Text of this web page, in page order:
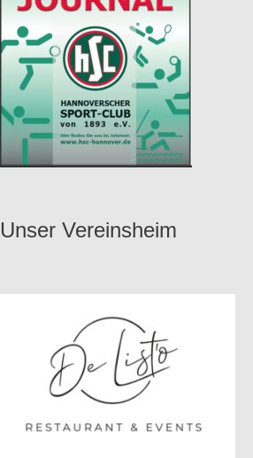
Unser Vereinsheim